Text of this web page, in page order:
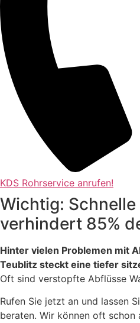
KDS Rohrservice anrufen!
Wichtig:
verhindert 85%
Hinter vielen Problemen mit
Teublitz steckt eine tiefer
Oft sind verstopfte Abflüsse
Rufen Sie jetzt an und lassen
beraten. Wir können oft schon